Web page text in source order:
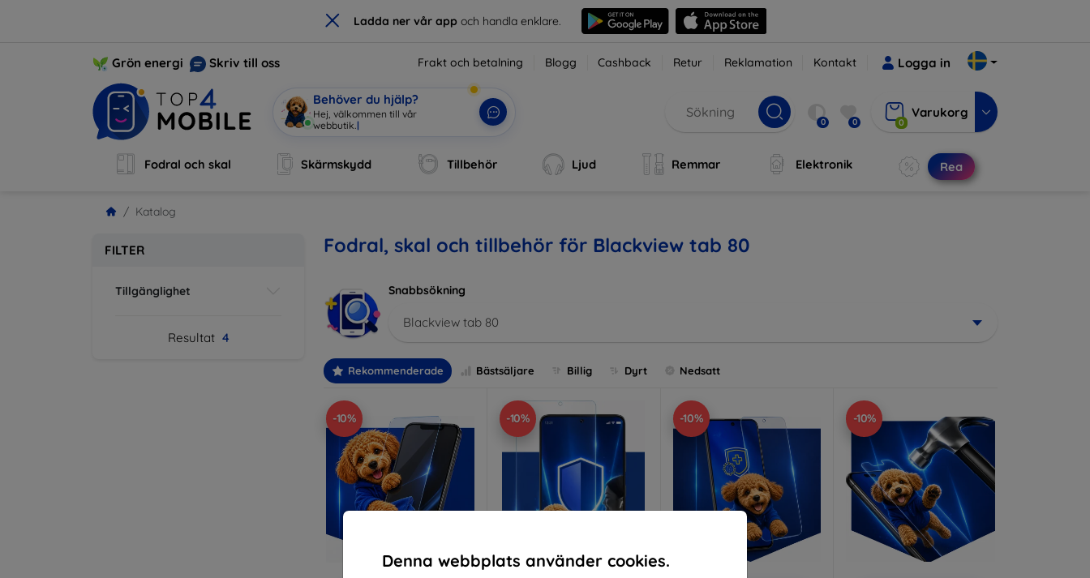
× Ladda ner vår app och handla enklare.
Denna webbplats använder cookies.
Grön energi Skriv till oss Frakt och betalning Blogg Cashback Retur Reklamation Kontakt Logga in
Behöver du hjälp?
Hej, välkommen till vår
webbutik. | 0 0 0
Varukorg
Fodral och skal Skärmskydd Tillbehör Ljud Remmar Elektronik Rea
Katalog
FILTER
Tillgänglighet
Resultat 4
Fodral, skal och tillbehör för Blackview tab 80
Snabbsökning
Blackview tab 80
Rekommenderade Bästsäljare Billig Dyrt Nedsatt
-10% -10% -10% -10%